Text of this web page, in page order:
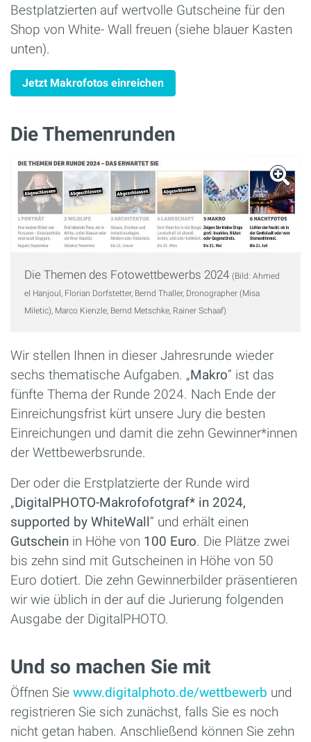
Bestplatzierten auf wertvolle Gutscheine für den
Shop von White- Wall freuen (siehe blauer Kasten
unten).
Jetzt Makrofotos einreichen
Die Themenrunden
Die Themen des Fotowettbewerbs 2024 (Bild: Ahmed
el Hanjoul, Florian Dorfstetter, Bernd Thaller, Dronographer (Misa
Miletic), Marco Kienzle, Bernd Metschke, Rainer Schaaf)
Wir stellen Ihnen in dieser Jahresrunde wieder
sechs thematische Aufgaben. „Makro“ ist das
fünfte Thema der Runde 2024. Nach Ende der
Einreichungsfrist kürt unsere Jury die besten
Einreichungen und damit die zehn Gewinner*innen
der Wettbewerbsrunde.
Der oder die Erstplatzierte der Runde wird
„DigitalPHOTO-Makrofofotgraf* in 2024,
supported by WhiteWall“ und erhält einen
Gutschein in Höhe von 100 Euro. Die Plätze zwei
bis zehn sind mit Gutscheinen in Höhe von 50
Euro dotiert. Die zehn Gewinnerbilder präsentieren
wir wie üblich in der auf die Jurierung folgenden
Ausgabe der DigitalPHOTO.
Und so machen Sie mit
Öffnen Sie www.digitalphoto.de/wettbewerb und
registrieren Sie sich zunächst, falls Sie es noch
nicht getan haben. Anschließend können Sie zehn